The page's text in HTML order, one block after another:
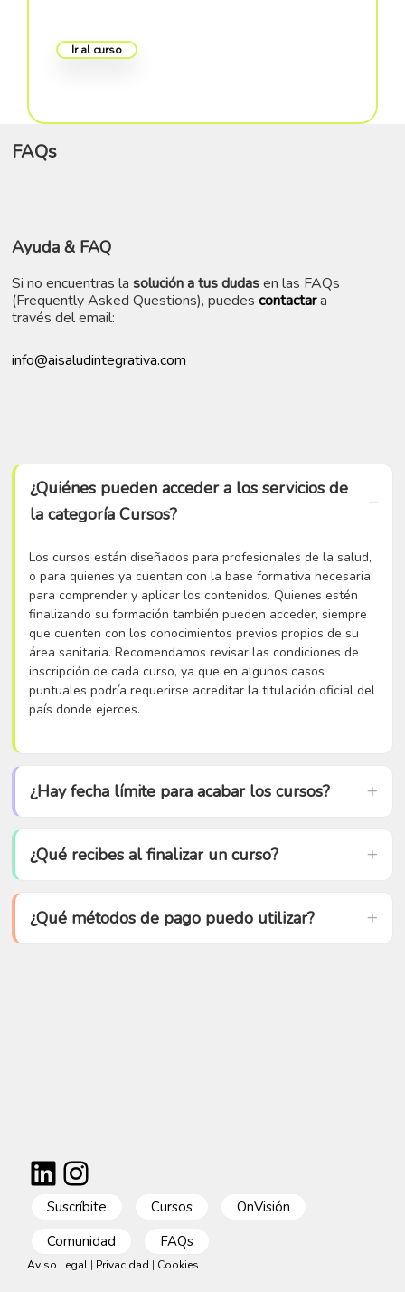
Ir al curso
FAQs
Ayuda & FAQ
Si no encuentras lasolución a tus dudasen las FAQs
(Frequently Asked Questions), puedescontactara
través del email:
info@aisaludintegrativa.com
¿Quiénes pueden acceder a los servicios de
la categoría Cursos?
Los cursos están diseñados para profesionales de la salud,
o para quienes ya cuentan con la base formativa necesaria
para comprender y aplicar los contenidos. Quienes estén
finalizando su formación también pueden acceder, siempre
que cuenten con los conocimientos previos propios de su
área sanitaria. Recomendamos revisar las condiciones de
inscripción de cada curso, ya que en algunos casos
puntuales podría requerirse acreditar la titulación oficial del
país donde ejerces.
¿Hay fecha límite para acabar los cursos?
¿Qué recibes al finalizar un curso?
¿Qué métodos de pago puedo utilizar?
LinkedIn Instagram
Suscríbite Cursos
OnVisión
Comunidad
FAQs
Aviso Legal | Privacidad | Cookies